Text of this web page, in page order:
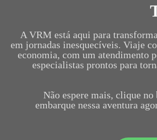
A VRM está aqui para
em jornadas inesquecíveis. Viaje
economia, com um atendimento
especialistas prontos para
Não espere mais, clique no
embarque nessa aventura